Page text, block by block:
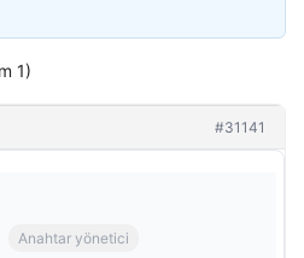
1)
#31141
Anahtar yönetici